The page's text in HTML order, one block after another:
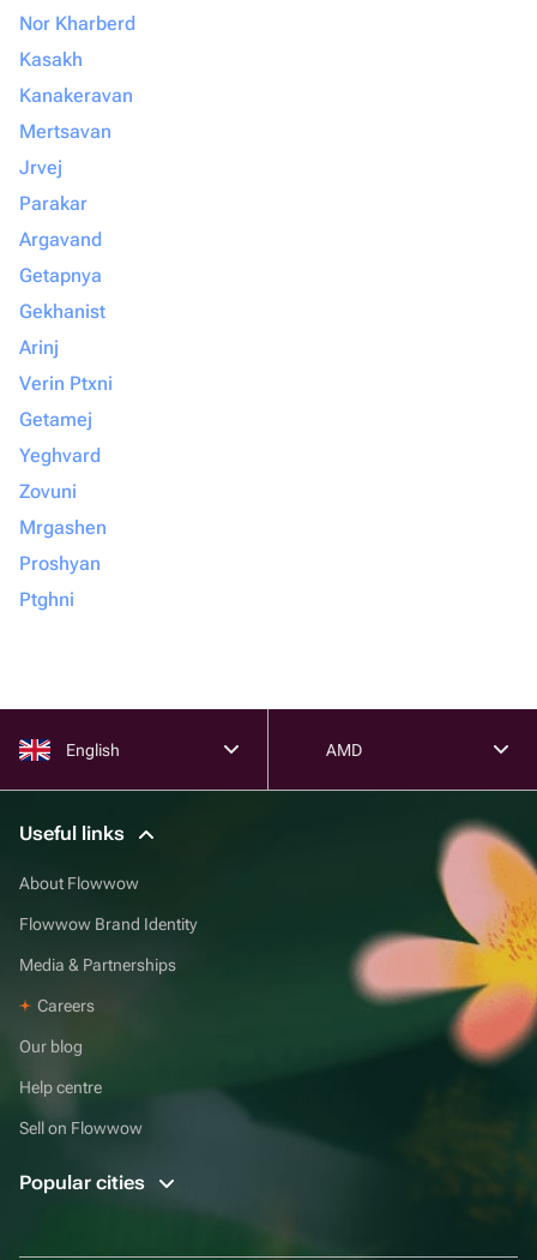
Nor Kharberd
Kasakh
Kanakeravan
Mertsavan
Jrvej
Parakar
Argavand
Getapnya
Gekhanist
Arinj
Verin Ptxni
Getamej
Yeghvard
Zovuni
Mrgashen
Proshyan
Ptghni
English AMD
Useful links
About Flowwow
Flowwow Brand Identity
Media & Partnerships
Careers
Our blog
Help centre
Sell on Flowwow
Popular cities